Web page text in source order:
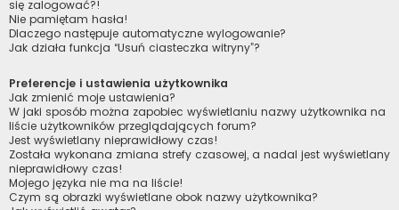
się zalogować?!
Nie pamiętam hasła!
Dlaczego następuje automatyczne wylogowanie?
Jak działa funkcja “Usuń ciasteczka witryny”?
Preferencje i ustawienia użytkownika
Jak zmienić moje ustawienia?
W jaki sposób można zapobiec wyświetlaniu nazwy użytkownika na
liście użytkowników przeglądających forum?
Jest wyświetlany nieprawidłowy czas!
Została wykonana zmiana strefy czasowej, a nadal jest wyświetlany
nieprawidłowy czas!
Mojego języka nie ma na liście!
Czym są obrazki wyświetlane obok nazwy użytkownika?